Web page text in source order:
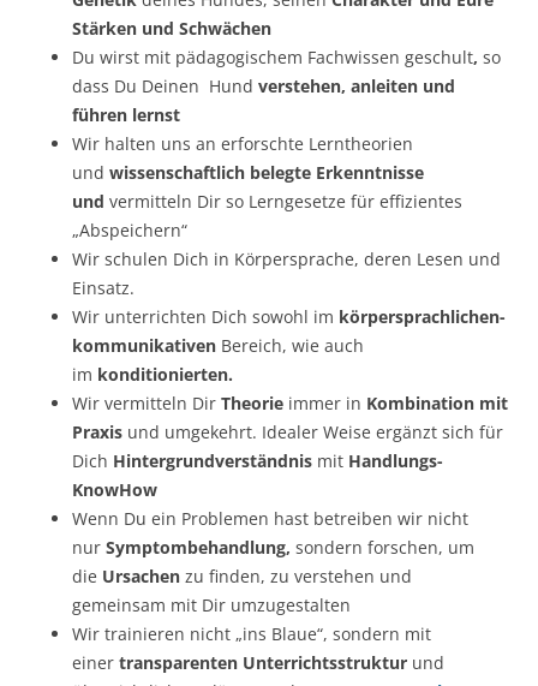
Stärken und Schwächen
Du wirst mit pädagogischem Fachwissen geschult, so
dass Du Deinen Hund verstehen, anleiten und
führen lernst
Wir halten uns an erforschte Lerntheorien
und wissenschaftlich belegte Erkenntnisse
und vermitteln Dir so Lerngesetze für effizientes
„Abspeichern“
Wir schulen Dich in Körpersprache, deren Lesen und
Einsatz.
Wir unterrichten Dich sowohl im körpersprachlichen-
kommunikativen Bereich, wie auch
im konditionierten.
Wir vermitteln Dir Theorie immer in Kombination mit
Praxis und umgekehrt. Idealer Weise ergänzt sich für
Dich Hintergrundverständnis mit Handlungs-
KnowHow
Wenn Du ein Problemen hast betreiben wir nicht
nur Symptombehandlung, sondern forschen, um
die Ursachen zu finden, zu verstehen und
gemeinsam mit Dir umzugestalten
Wir trainieren nicht „ins Blaue“, sondern mit
einer transparenten Unterrichtsstruktur und